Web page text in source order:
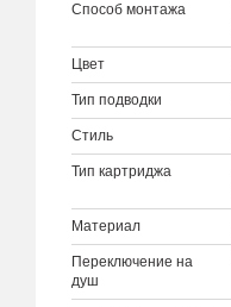
Способ монтажа
Цвет
Тип подводки
Стиль
Тип картриджа
Материал
Переключение на
душ